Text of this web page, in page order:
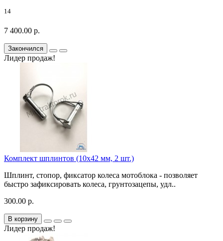
14
7 400.00 р.
Закончился
Лидер продаж!
Комплект шплинтов (10х42 мм, 2 шт.)
Шплинт, стопор, фиксатор колеса мотоблока - позволяет
быстро зафиксировать колеса, грунтозацепы, удл..
300.00 р.
В корзину
Лидер продаж!